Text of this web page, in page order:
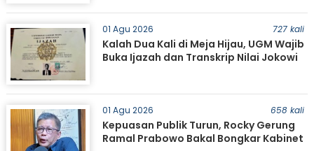
01 Agu 2026 727 kali
Kalah Dua Kali di Meja Hijau, UGM Wajib
Buka Ijazah dan Transkrip Nilai Jokowi
01 Agu 2026 658 kali
Kepuasan Publik Turun, Rocky Gerung
Ramal Prabowo Bakal Bongkar Kabinet